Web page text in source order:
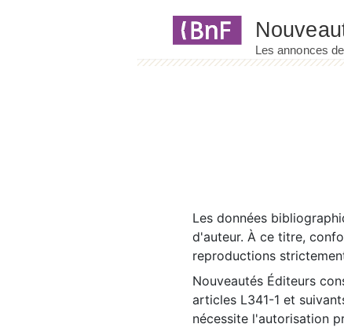
Les données
d'auteur. À ce titre,
reproductions
Nouveautés Éditeurs
articles L341-1 et
nécessite l'autorisation